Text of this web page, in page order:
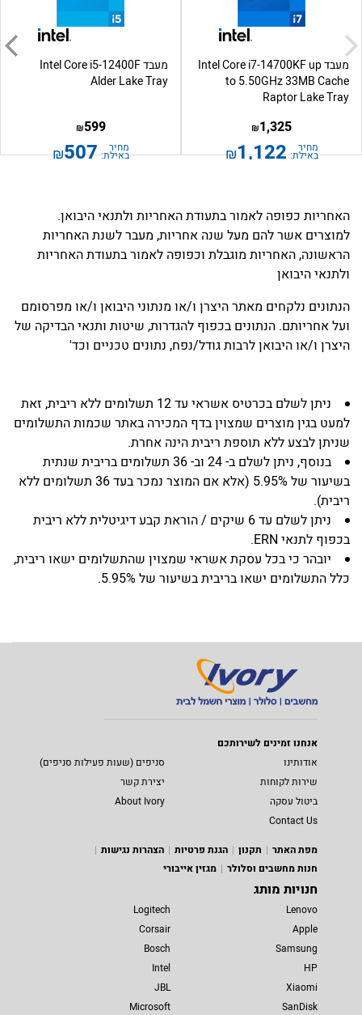
מעבד Intel Core i7-14700KF up
to 5.50GHz 33MB Cache
Raptor Lake Tray
1,325
₪
מחיר
באילת: 1,122
₪
מעבד Intel Core i5-12400F
Alder Lake Tray
599
₪
מחיר
באילת: 507
₪
האחריות כפופה לאמור בתעודת האחריות ולתנאי היבואן.
למוצרים אשר להם מעל שנה אחריות, מעבר לשנת האחריות
הראשונה, האחריות מוגבלת וכפופה לאמור בתעודת האחריות
ולתנאי היבואן
הנתונים נלקחים מאתר היצרן ו/או מנתוני היבואן ו/או מפרסומם
ועל אחריותם. הנתונים בכפוף להגדרות, שיטות ותנאי הבדיקה של
היצרן ו/או היבואן לרבות גודל/נפח, נתונים טכניים וכד'
ניתן לשלם בכרטיס אשראי עד 12 תשלומים ללא ריבית, זאת
למעט בגין מוצרים שמצוין בדף המכירה באתר שכמות התשלומים
שניתן לבצע ללא תוספת ריבית הינה אחרת.
בנוסף, ניתן לשלם ב- 24 וב- 36 תשלומים בריבית שנתית
בשיעור של 5.95% (אלא אם המוצר נמכר בעד 36 תשלומים ללא
ריבית).
ניתן לשלם עד 6 שיקים / הוראת קבע דיגיטלית ללא ריבית
בכפוף לתנאי ERN.
יובהר כי בכל עסקת אשראי שמצוין שהתשלומים ישאו ריבית,
כלל התשלומים ישאו בריבית בשיעור של 5.95%.
אנחנו זמינים לשירותכם
אודותינו
סניפים (שעות פעילות סניפים)
שירות לקוחות
יצירת קשר
ביטול עסקה
About Ivory
Contact Us
מפת האתר
תקנון הגנת פרטיות
הצהרות נגישות
חנות מחשבים וסלולר
מגזין אייבורי
חנויות מותג
Lenovo
Apple
Samsung
HP
Xiaomi
SanDisk
Logitech
Corsair
Bosch
Intel
JBL
Microsoft